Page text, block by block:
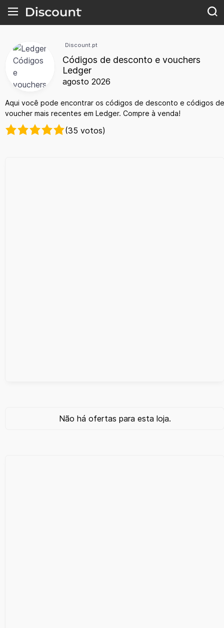
Discount.pt
Códigos de desconto e vouchers
Ledger
agosto 2026
Aqui você pode encontrar os códigos de desconto e códigos de
voucher mais recentes em Ledger. Compre à venda!
(35 votos)
Não há ofertas para esta loja.